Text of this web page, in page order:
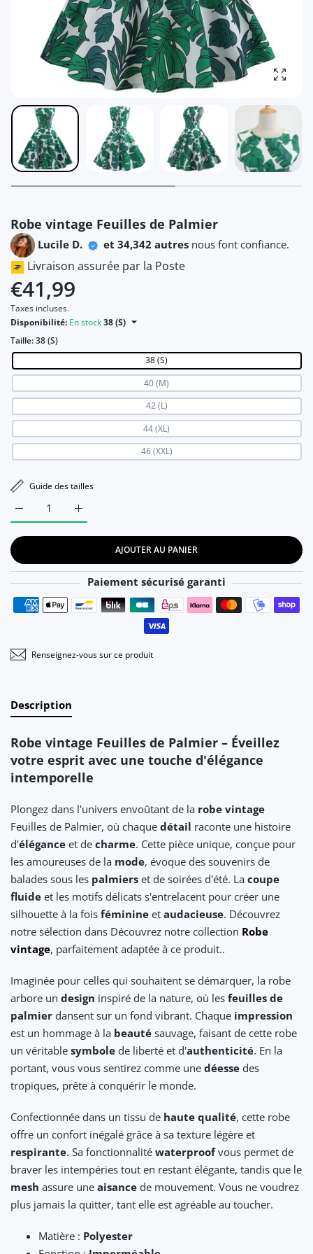
Robe vintage Feuilles de Palmier
Lucile D. et 34,342 autres nous font confiance.
Livraison assurée par la Poste
€41,99
Taxes incluses.
Disponibilité: En stock38 (S)
Taille:38 (S)
38 (S)
40 (M)
42 (L)
44 (XL)
46 (XXL)
Guide des tailles
Augmenter la quantité de Robe vintage Feuilles
Augmenter la quantité de Robe vintage Feuilles de Palmier 38
AJOUTER AU PANIER
Paiement sécurisé garanti
Moyens de paiement
Renseignez-vous sur ce produit
Description
Robe vintage Feuilles de Palmier – Éveillez
votre esprit avec une touche d'élégance
intemporelle
Plongez dans l'univers envoûtant de la robe vintage
Feuilles de Palmier, où chaque détail raconte une histoire
d'élégance et de charme. Cette pièce unique, conçue pour
les amoureuses de la mode, évoque des souvenirs de
balades sous les palmiers et de soirées d'été. La coupe
fluide et les motifs délicats s'entrelacent pour créer une
silhouette à la fois féminine et audacieuse. Découvrez
notre sélection dans Découvrez notre collection Robe
vintage, parfaitement adaptée à ce produit..
Imaginée pour celles qui souhaitent se démarquer, la robe
arbore un design inspiré de la nature, où les feuilles de
palmier dansent sur un fond vibrant. Chaque impression
est un hommage à la beauté sauvage, faisant de cette robe
un véritable symbole de liberté et d'authenticité. En la
portant, vous vous sentirez comme une déesse des
tropiques, prête à conquérir le monde.
Confectionnée dans un tissu de haute qualité, cette robe
offre un confort inégalé grâce à sa texture légère et
respirante. Sa fonctionnalité waterproofvous permet de
braver les intempéries tout en restant élégante, tandis que le
mesh assure une aisance de mouvement. Vous ne voudrez
plus jamais la quitter, tant elle est agréable au toucher.
Matière : Polyester